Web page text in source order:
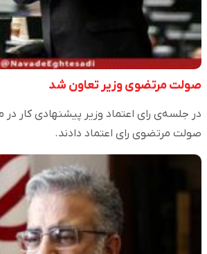
صولت مرتضوی وزیر تعاون شد
در جلسه‌ی رای اعتماد وزیر پیشنهادی کار
صولت مرتضوی رای اعتماد دادند.